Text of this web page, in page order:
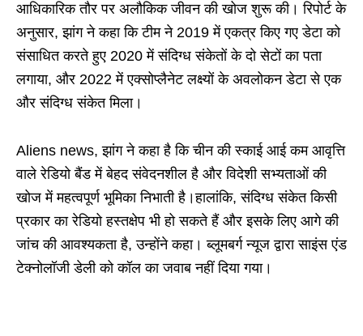
आधिकारिक तौर पर अलौकिक जीवन की खोज शुरू की। रिपोर्ट के
अनुसार, झांग ने कहा कि टीम ने 2019 में एकत्र किए गए डेटा को
संसाधित करते हुए 2020 में संदिग्ध संकेतों के दो सेटों का पता
लगाया, और 2022 में एक्सोप्लैनेट लक्ष्यों के अवलोकन डेटा से एक
और संदिग्ध संकेत मिला।
Aliens news, झांग ने कहा है कि चीन की स्काई आई कम आवृत्ति
वाले रेडियो बैंड में बेहद संवेदनशील है और विदेशी सभ्यताओं की
खोज में महत्वपूर्ण भूमिका निभाती है।हालांकि, संदिग्ध संकेत किसी
प्रकार का रेडियो हस्तक्षेप भी हो सकते हैं और इसके लिए आगे की
जांच की आवश्यकता है, उन्होंने कहा। ब्लूमबर्ग न्यूज द्वारा साइंस एंड
टेक्नोलॉजी डेली को कॉल का जवाब नहीं दिया गया।